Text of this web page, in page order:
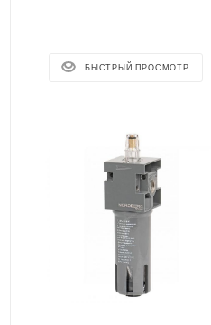
БЫСТРЫЙ ПРОСМОТР